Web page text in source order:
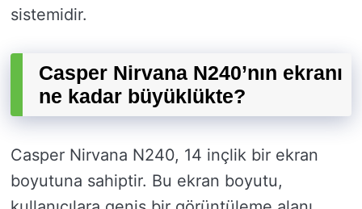
sistemidir.
Casper Nirvana N240’nın ekranı
ne kadar büyüklükte?
Casper Nirvana N240, 14 inçlik bir ekran
boyutuna sahiptir. Bu ekran boyutu,